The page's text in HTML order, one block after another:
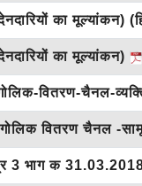
का मूल्यांकन)
का मूल्यांकन)
वितरण-चैनल-
वितरण चैनल -
3 भाग क